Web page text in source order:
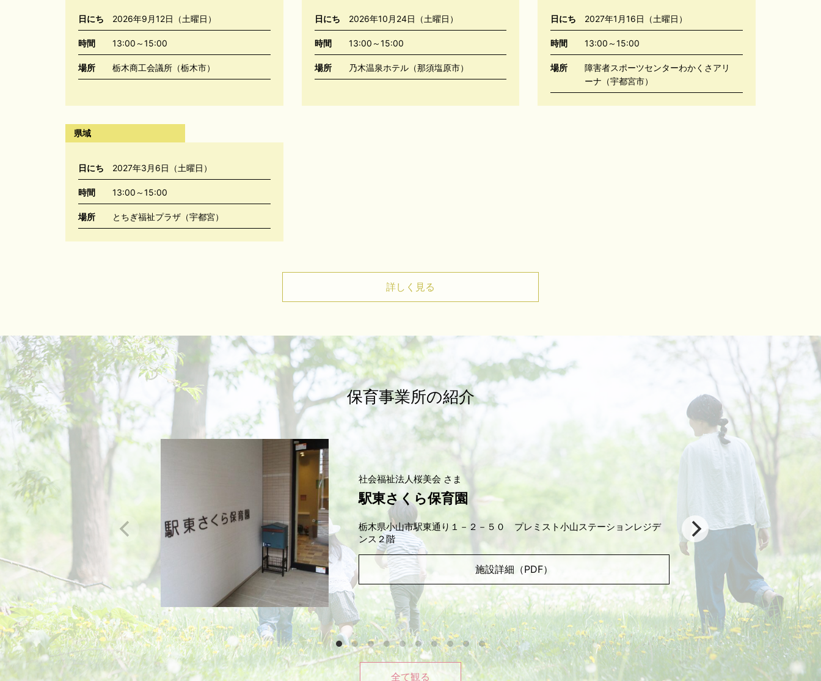
日にち 2026年9月12日（土曜日）
時間 13:00～15:00
場所 栃木商工会議所（栃木市）
日にち 2026年10月24日（土曜日）
時間 13:00～15:00
場所 乃木温泉ホテル（那須塩原市）
日にち 2027年1月16日（土曜日）
時間 13:00～15:00
場所
障害者スポーツセンターわかくさアリ
ーナ（宇都宮市）
県域
日にち 2027年3月6日（土曜日）
時間 13:00～15:00
場所 とちぎ福祉プラザ（宇都宮）
詳しく見る
保育事業所の紹介
社会福祉法人桜美会 さま
駅東さくら保育園
栃木県小山市駅東通り１－２－５０ プレミスト小山ステーションレジデ
ンス２階
施設詳細（PDF）
全て観る